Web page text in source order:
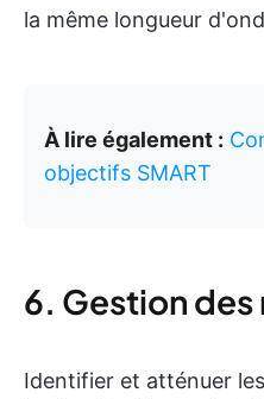
la même longueur
À lire également :
objectifs SMART
6. Gestion des
Identifier et atténuer